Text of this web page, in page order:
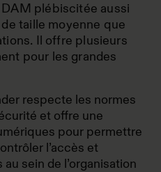
plébiscitée aussi
taille moyenne que
Il offre plusieurs
pour les grandes
respecte les normes
et offre une
pour permettre
l’accès et
sein de l’organisation